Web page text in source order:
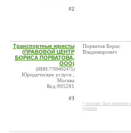
#2
Транспортные юристы
(ПРАВОВОЙ ЦЕНТР
БОРИСА ПОРВАТОВА,
ООО)
(ИНН:7709492475)
Юридические услуги ,
Москва
Код:995281
#3
Порватов Борис
Владимирович
* контакт был изменен
удален